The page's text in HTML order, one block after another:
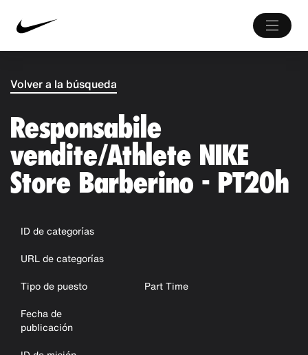
Volver a la búsqueda
Responsabile
vendite/Athlete NIKE
Store Barberino - PT20h
ID de categorías
URL de categorías
Tipo de puesto
Part Time
Fecha de
publicación